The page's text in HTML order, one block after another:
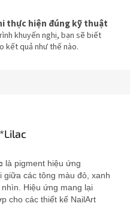
thực hiện đúng kỹ thuật
khuyến nghị, bạn sẽ biết
kết quả như thế nào.
là pigment hiệu ứng
giữa các tông màu đỏ, xanh
Hiệu ứng mang lại
cho các thiết kế NailArt